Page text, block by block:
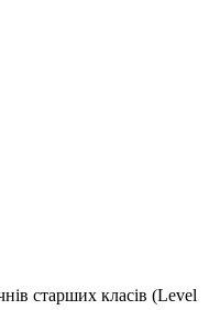
старших класів (Level